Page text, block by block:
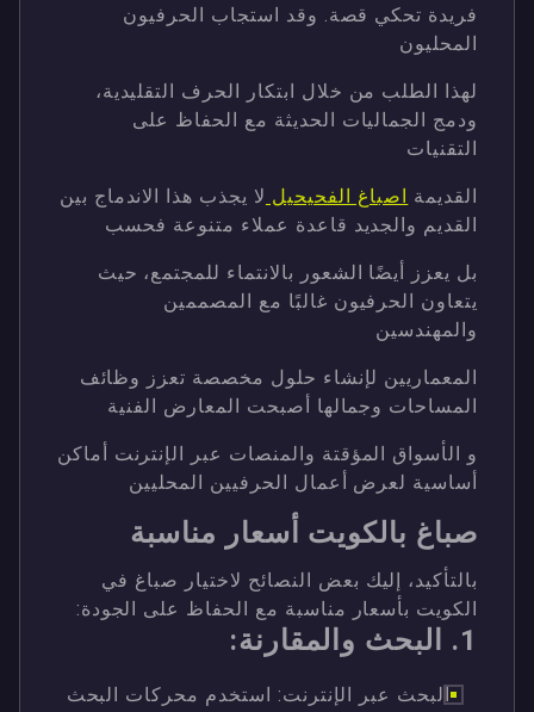
فريدة تحكي قصة. وقد استجاب الحرفيون
المحليون
لهذا الطلب من خلال ابتكار الحرف التقليدية،
ودمج الجماليات الحديثة مع الحفاظ على
التقنيات
القديمة اصباغ الفحيحيل لا يجذب هذا الاندماج بين
القديم والجديد قاعدة عملاء متنوعة فحسب
بل يعزز أيضًا الشعور بالانتماء للمجتمع، حيث
يتعاون الحرفيون غالبًا مع المصممين
والمهندسين
المعماريين لإنشاء حلول مخصصة تعزز وظائف
المساحات وجمالها أصبحت المعارض الفنية
و الأسواق المؤقتة والمنصات عبر الإنترنت أماكن
أساسية لعرض أعمال الحرفيين المحليين
صباغ بالكويت أسعار مناسبة
بالتأكيد، إليك بعض النصائح لاختيار صباغ في
الكويت بأسعار مناسبة مع الحفاظ على الجودة:
1. البحث والمقارنة:
البحث عبر الإنترنت: استخدم محركات البحث